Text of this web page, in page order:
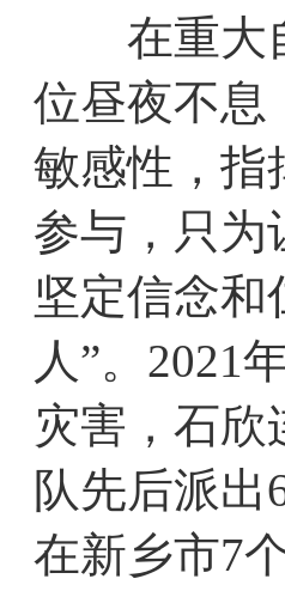
在重大自
位昼夜不息
敏感性，指
参与，只为
坚定信念和
人”。2021
灾害，石
队先后派
在新乡市7